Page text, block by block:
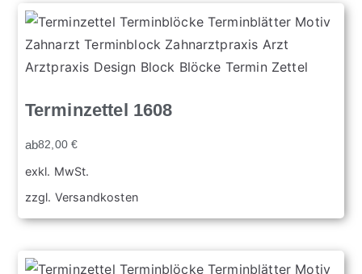
Terminzettel 1608
ab82,00€
exkl. MwSt.
zzgl. Versandkosten